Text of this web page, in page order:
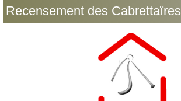
Recensement des Cabrettaïres